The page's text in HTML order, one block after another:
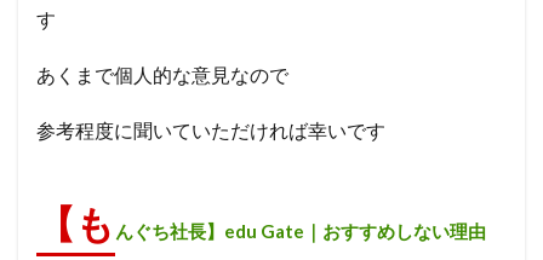
す
あくまで個人的な意見なので
参考程度に聞いていただければ幸いです
【も んぐち社長】edu Gate｜おすすめしない理由